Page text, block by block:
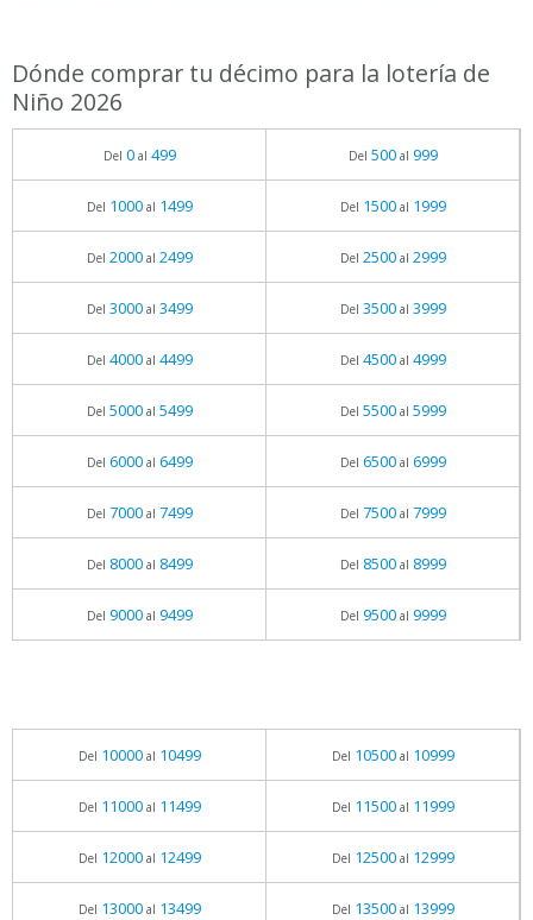
Dónde comprar tu décimo para la lotería de
Niño 2026
Del 0al 499 Del 500al 999
Del 1000al 1499 Del 1500al 1999
Del 2000al 2499 Del 2500al 2999
Del 3000al 3499 Del 3500al 3999
Del 4000al 4499 Del 4500al 4999
Del 5000al 5499 Del 5500al 5999
Del 6000al 6499 Del 6500al 6999
Del 7000al 7499 Del 7500al 7999
Del 8000al 8499 Del 8500al 8999
Del 9000al 9499 Del 9500al 9999
Del 10000al 10499 Del 10500al 10999
Del 11000al 11499 Del 11500al 11999
Del 12000al 12499 Del 12500al 12999
Del 13000al 13499 Del 13500al 13999